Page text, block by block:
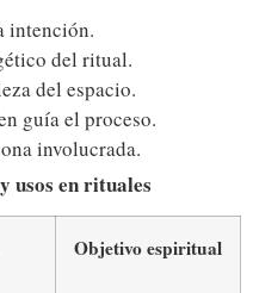
intención.
del ritual.
del espacio.
guía el proceso.
involucrada.
usos en rituales
Objetivo espiritual